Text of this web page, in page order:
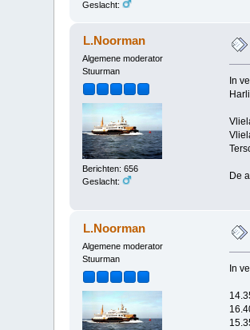
Geslacht:
L.Noorman
Algemene moderator
Stuurman
Berichten: 656
Geslacht:
In
De
L.Noorman
Algemene moderator
Stuurman
In